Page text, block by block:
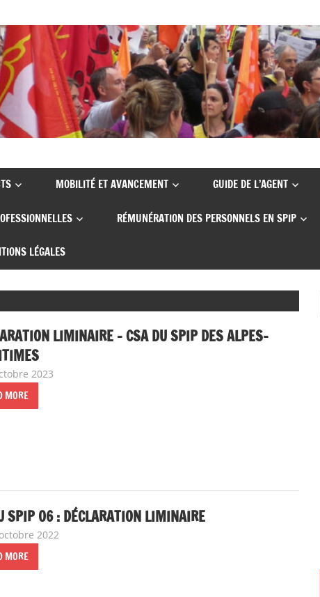
MOBILITÉ ET AVANCEMENT GUIDE DE L’AGENT
RÉMUNÉRATION DES PERSONNELS EN SPIP
LÉGALES
LIMINAIRE – CSA DU SPIP DES ALPES-
2023
MORE
SPIP 06 : DÉCLARATION LIMINAIRE
2022
MORE